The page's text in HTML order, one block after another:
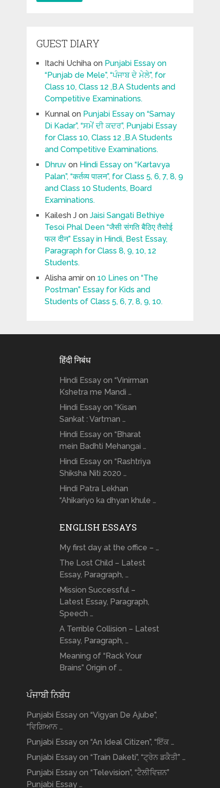
GUEST DIARY
Itachi Uchihaon Punjabi Essay on
“Punjab de Mele”, “ਪੰਜਾਬ ਦੇ ਮੇਲੇ”, for
Class 10, Class 12 ,B.A Students and
Competitive Examinations.
Kunnalon Punjabi Essay on “Samay
Di Kadar”, “ਸਮੇਂ ਦੀ ਕਦਰ”, Punjabi Essay
for Class 10, Class 12 ,B.A Students
and Competitive Examinations.
Dhruvon Hindi Essay on “Kartavya
Palan”, “कर्तव्य पालन”, for Class 5, 6, 7, 8, 9
and Class 10 Students, Board
Examinations.
Kailesh Jon Jaisi Sangati Bethiye
Tesoi Phal Deen “जैसी संगति बैठिए तैसोई
फल दीन” Essay in Hindi, Best Essay,
Paragraph for Class 8, 9, 10, 12
Students.
Alisha amiron 10 Lines on “The
Postman” Essay for Kids and
Students of Class 5, 6, 7, 8, 9, 10.
हिंदी निबंध
Hindi Essay on “Vinirman
Kshetra me Mandi …
Hindi Essay on “Kisan
Sankat : Vartman …
Hindi Essay on “Bharat
mein Badhti Mehangai …
Hindi Essay on “Rashtriya
Shiksha Niti 2020 …
Hindi Patra Lekhan
“Ahikariyo ka dhyan khule …
ENGLISH ESSAYS
My first day at the office – …
The Lost Child – Latest
Essay, Paragraph, …
Mission Successful –
Latest Essay, Paragraph,
Speech …
A Terrible Collision – Latest
Essay, Paragraph, …
Meaning of “Rack Your
Brains” Origin of …
ਪੰਜਾਬੀ ਨਿਬੰਧ
Punjabi Essay on “Vigyan De Ajube”,
“ਵਿਗਿਆਨ …
Punjabi Essay on “An Ideal Citizen”, “ਇੱਕ …
Punjabi Essay on “Train Daketi”, “ਟ੍ਰੇਨ ਡਕੈਤੀ” …
Punjabi Essay on “Television”, “ਟੈਲੀਵਿਜ਼ਨ”
Punjabi Essay …